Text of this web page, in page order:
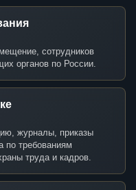
сотрудников
органов по России.
журналы, приказы
по требованиям
труда и кадров.